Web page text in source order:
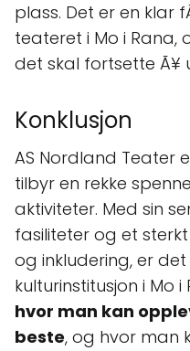
plass. Det er en klar
teateret i Mo i
det skal fortsette Ã¥
Konklusjon
AS Nordland Teater
tilbyr en rekke
aktiviteter. Med sin
fasiliteter og et
og inkludering, er
kulturinstitusjon i Mo i
hvor man kan
beste, og hvor man